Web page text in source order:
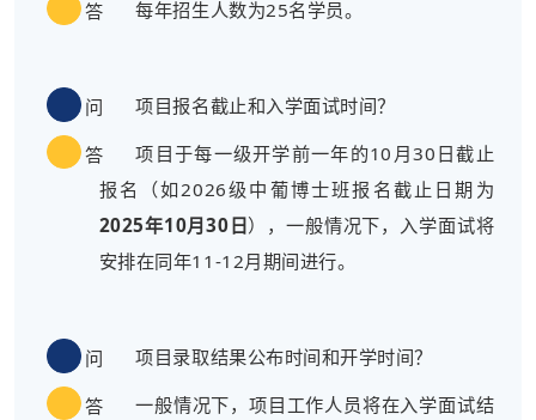
答 每年招生人数为25名学员。
问 项目报名截止和入学面试时间？
答
项目于每一级开学前一年的10月30日截止
报名（如2026级中葡博士班报名截止日期为
2025年10月30日），一般情况下，入学面试将
安排在同年11-12月期间进行。
问 项目录取结果公布时间和开学时间？
答
一般情况下，项目工作人员将在入学面试结